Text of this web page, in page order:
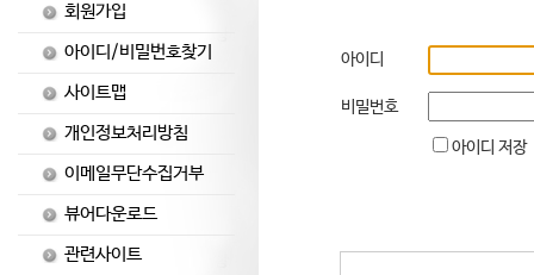
회원가입
아이디/비밀번호찾기
사이트맵
개인정보처리방침
이메일무단수집거부
뷰어다운로드
관련사이트
아이디
비밀번호
아이디 저장